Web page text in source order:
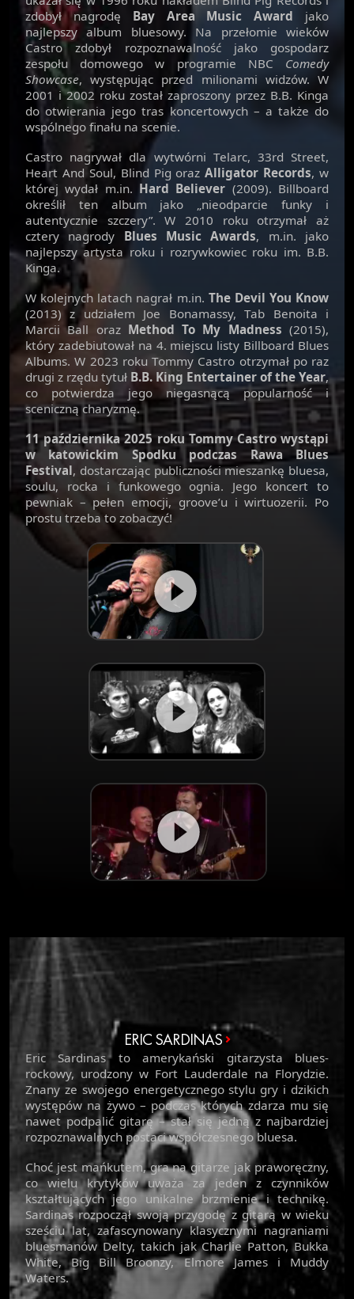
zdobył nagrodę Bay Area Music Award jako
najlepszy album bluesowy. Na przełomie wieków
Castro zdobył rozpoznawalność jako gospodarz
zespołu domowego w programie NBC Comedy
Showcase, występując przed milionami widzów. W
2001 i 2002 roku został zaproszony przez B.B. Kinga
do otwierania jego tras koncertowych – a także do
wspólnego finału na scenie.
Castro nagrywał dla wytwórni Telarc, 33rd Street,
Heart And Soul, Blind Pig orazAlligator Records, w
której wydał m.in. Hard Believer (2009). Billboard
określił ten album jako „nieodparcie funky i
autentycznie szczery”. W 2010 roku otrzymał aż
cztery nagrody Blues Music Awards, m.in. jako
najlepszy artysta roku i rozrywkowiec roku im. B.B.
Kinga.
W kolejnych latach nagrał m.in. The Devil You Know
(2013) z udziałem Joe Bonamassy, Tab Benoita i
Marcii Ball oraz Method To My Madness (2015),
który zadebiutował na 4. miejscu listy Billboard Blues
Albums. W 2023 roku Tommy Castro otrzymał po raz
drugi z rzędu tytuł B.B. King Entertainer of the Year,
co potwierdza jego niegasnącą popularność i
sceniczną charyzmę.
11 października 2025 roku Tommy Castro wystąpi
w katowickim Spodku podczas Rawa Blues
Festival, dostarczając publiczności mieszankę bluesa,
soulu, rocka i funkowego ognia. Jego koncert to
pewniak – pełen emocji, groove’u i wirtuozerii. Po
prostu trzeba to zobaczyć!
ERIC SARDINAS
Eric Sardinas to amerykański gitarzysta blues-
rockowy, urodzony w Fort Lauderdale na Florydzie.
Znany ze swojego energetycznego stylu gry i dzikich
występów na żywo – podczas których zdarza mu się
nawet podpalić gitarę – stał się jedną z najbardziej
rozpoznawalnych postaci współczesnego bluesa.
Choć jest mańkutem, gra na gitarze jak praworęczny,
co wielu krytyków uważa za jeden z czynników
kształtujących jego unikalne brzmienie i technikę.
Sardinas rozpoczął swoją przygodę z gitarą w wieku
sześciu lat, zafascynowany klasycznymi nagraniami
bluesmanów Delty, takich jak Charlie Patton, Bukka
White, Big Bill Broonzy, Elmore James i Muddy
Waters.